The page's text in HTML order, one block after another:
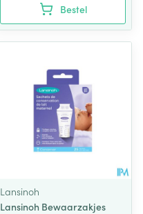
Bestel
Lansinoh
Lansinoh Bewaarzakjes